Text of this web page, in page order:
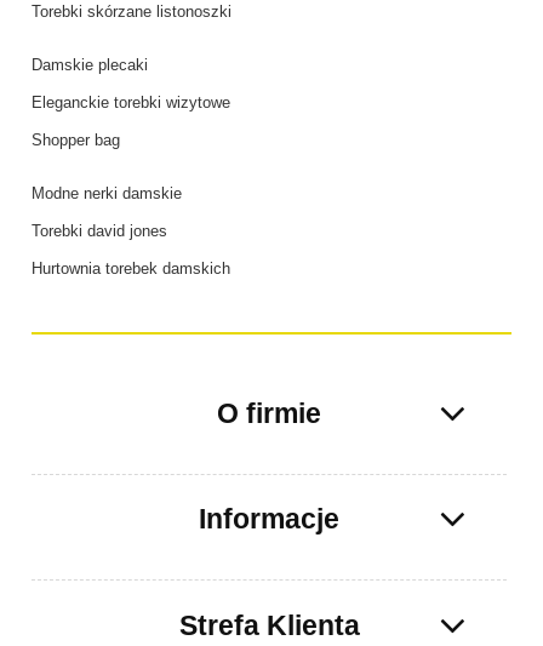
Torebki skórzane listonoszki
Damskie plecaki
Eleganckie torebki wizytowe
Shopper bag
Modne nerki damskie
Torebki david jones
Hurtownia torebek damskich
O firmie
Informacje
Strefa Klienta